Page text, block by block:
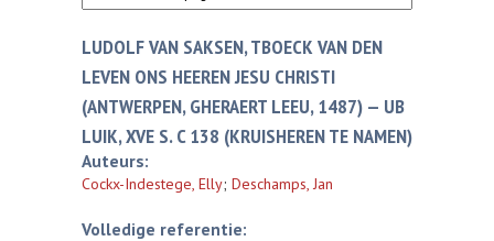
LUDOLF VAN SAKSEN, TBOECK VAN DEN
LEVEN ONS HEEREN JESU CHRISTI
(ANTWERPEN, GHERAERT LEEU, 1487) — UB
LUIK, XVE S. C 138 (KRUISHEREN TE NAMEN)
Auteurs:
Cockx-Indestege, Elly; Deschamps, Jan
Volledige referentie: